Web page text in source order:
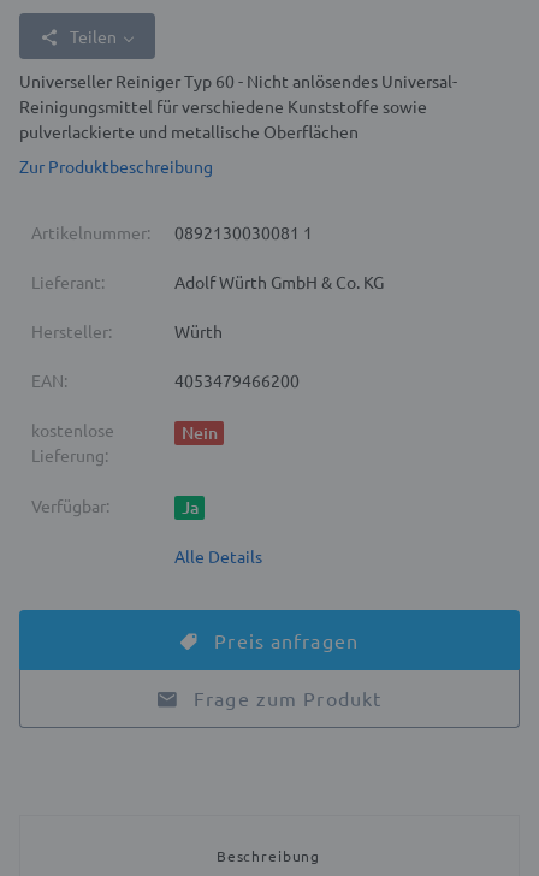
Teilen
Universeller Reiniger Typ 60 - Nicht anlösendes Universal-
Reinigungsmittel für verschiedene Kunststoffe sowie
pulverlackierte und metallische Oberflächen
Zur Produktbeschreibung
Artikelnummer: 0892130030081 1
Lieferant: Adolf Würth GmbH & Co. KG
Hersteller: Würth
EAN: 4053479466200
kostenlose
Lieferung:
Nein
Verfügbar: Ja
Alle Details
Preis anfragen
Frage zum Produkt
Beschreibung